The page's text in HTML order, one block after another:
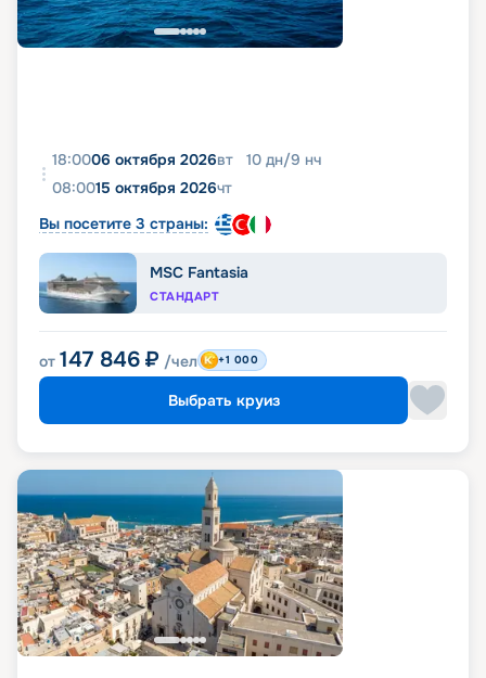
18:0006 октября 2026вт 10 дн/9 нч
08:0015 октября 2026чт
Вы посетите 3 страны:
MSC Fantasia
СТАНДАРТ
от 147 846 ₽ /чел +1 000
Выбрать круиз